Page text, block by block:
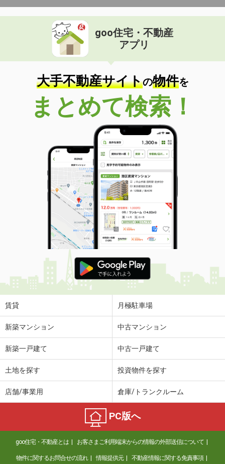
goo住宅・不動産
アプリ
大手不動産サイトの物件を
まとめて検索！
賃貸 月極駐車場
新築マンション 中古マンション
新築一戸建て 中古一戸建て
土地を探す 投資物件を探す
店舗/事業用 倉庫/トランクルーム
PC版へ
goo住宅・不動産とは お客さまご利用端末からの情報の外部送信について
物件に関するお問合せの流れ 情報提供元 不動産情報に関する免責事項